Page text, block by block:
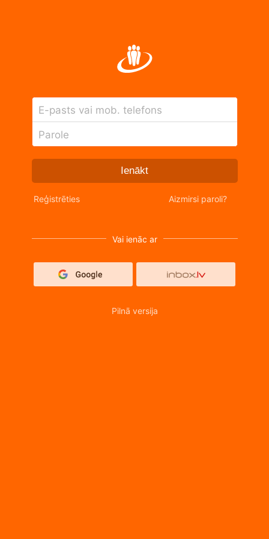
E-pasts vai mob. telefons
Parole
Ienākt
Reģistrēties Aizmirsi paroli?
Vai ienāc ar
Pilnā versija